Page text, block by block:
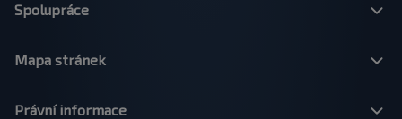
Spolupráce
Mapa stránek
Právní informace